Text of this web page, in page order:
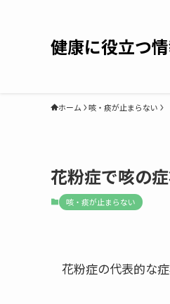
健康に役立つ
ホーム 咳・痰が止まらない
花粉症で咳の
咳・痰が止まらない
花粉症の代表的な